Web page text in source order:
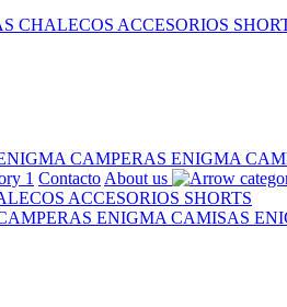
CHALECOS ACCESORIOS
CAMPERAS ENIGMA
Contacto About us
ACCESORIOS SHORTS
ENIGMA CAMISAS